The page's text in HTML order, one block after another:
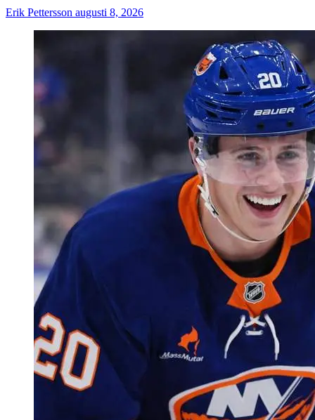
Erik Pettersson augusti 8, 2026